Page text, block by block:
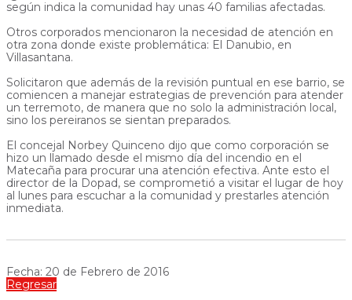
según indica la comunidad hay unas 40 familias afectadas.
Otros corporados mencionaron la necesidad de atención en
otra zona donde existe problemática: El Danubio, en
Villasantana.
Solicitaron que además de la revisión puntual en ese barrio, se
comiencen a manejar estrategias de prevención para atender
un terremoto, de manera que no solo la administración local,
sino los pereiranos se sientan preparados.
El concejal Norbey Quinceno dijo que como corporación se
hizo un llamado desde el mismo día del incendio en el
Matecaña para procurar una atención efectiva. Ante esto el
director de la Dopad, se comprometió a visitar el lugar de hoy
al lunes para escuchar a la comunidad y prestarles atención
inmediata.
Fecha: 20 de Febrero de 2016
Regresar